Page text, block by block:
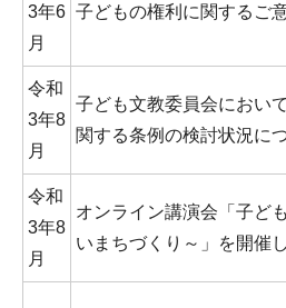
3年6
月
子どもの権利に関するご
令和
3年8
月
子ども文教委員会におい
関する条例の検討状況に
令和
3年8
月
オンライン講演会「子ど
いまちづくり～」を開催